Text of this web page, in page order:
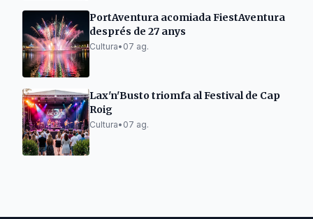
PortAventura acomiada FiestAventura
després de 27 anys
Cultura• 07 ag.
Lax'n'Busto triomfa al Festival de Cap
Roig
Cultura• 07 ag.